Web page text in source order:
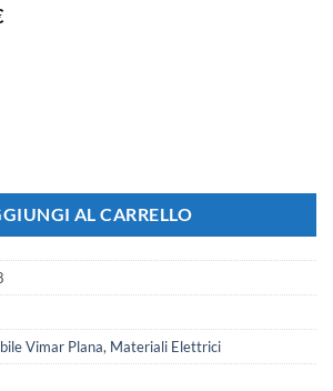
Il
AL CARRELLO
Vimar Plana, Materiali Elettrici